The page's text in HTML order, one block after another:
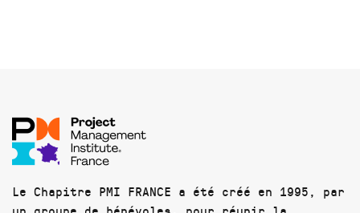
Le Chapitre PMI FRANCE a été créé en 1995, par